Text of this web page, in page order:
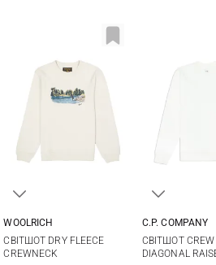
WOOLRICH
СВІТШОТ DRY FLEECE
CREWNECK
C.P. COMPANY
СВІТШОТ CREW
DIAGONAL